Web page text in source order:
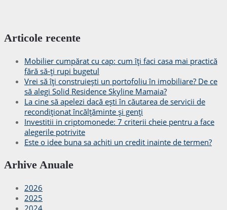
Articole recente
Mobilier cumpărat cu cap: cum îți faci casa mai practică
fără să-ți rupi bugetul
Vrei să îți construiești un portofoliu în imobiliare? De ce
să alegi Solid Residence Skyline Mamaia?
La cine să apelezi dacă ești în căutarea de servicii de
recondiționat încălțăminte și genți
Investitii in criptomonede: 7 criterii cheie pentru a face
alegerile potrivite
Este o idee buna sa achiti un credit inainte de termen?
Arhive Anuale
2026
2025